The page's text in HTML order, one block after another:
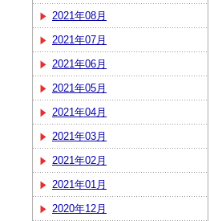
2021年08月
2021年07月
2021年06月
2021年05月
2021年04月
2021年03月
2021年02月
2021年01月
2020年12月